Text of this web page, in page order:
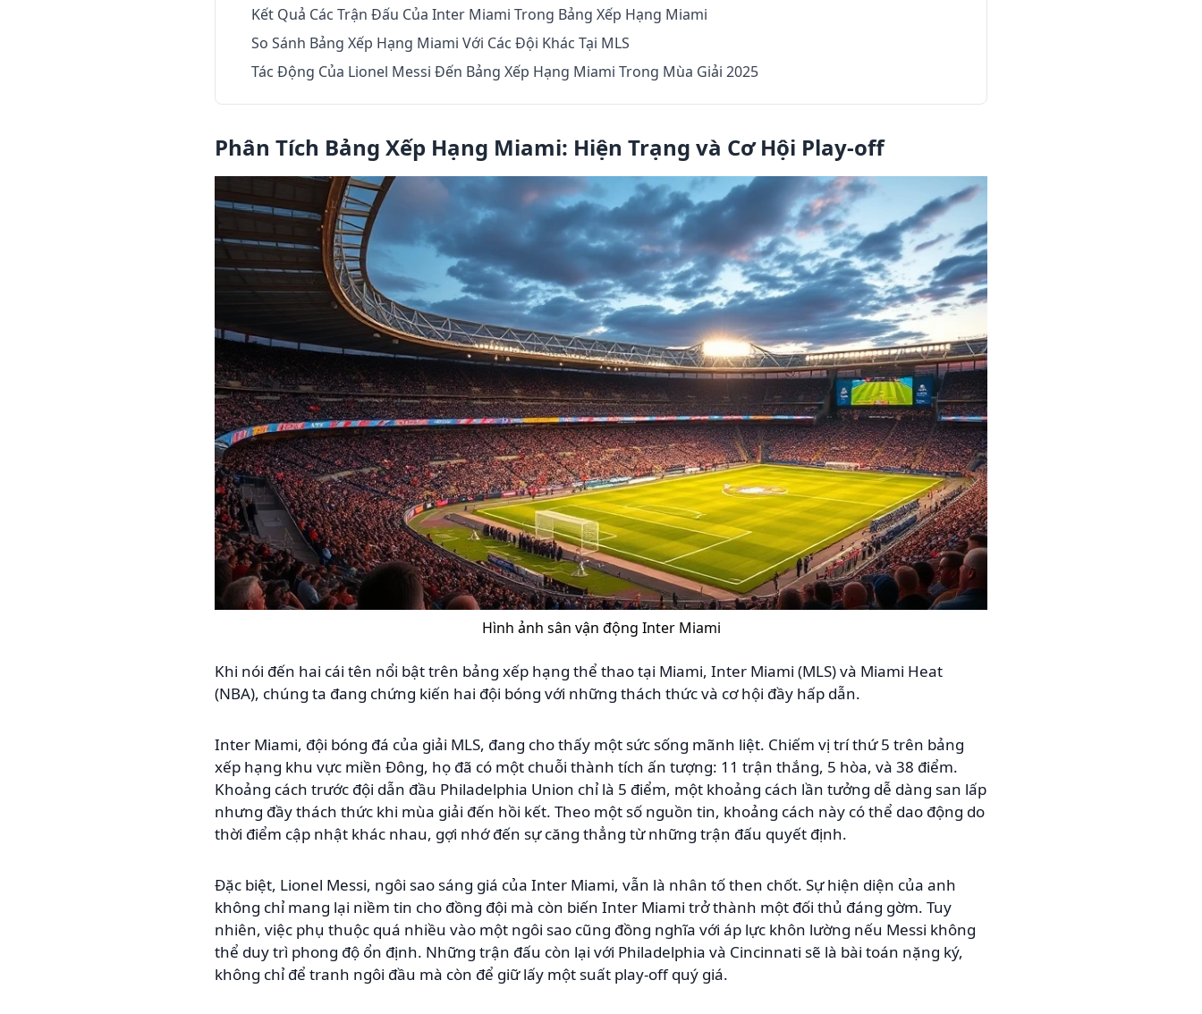
Kết Quả Các Trận Đấu Của Inter Miami Trong Bảng Xếp Hạng Miami
So Sánh Bảng Xếp Hạng Miami Với Các Đội Khác Tại MLS
Tác Động Của Lionel Messi Đến Bảng Xếp Hạng Miami Trong Mùa Giải 2025
Phân Tích Bảng Xếp Hạng Miami: Hiện Trạng và Cơ Hội Play-off
Hình ảnh sân vận động Inter Miami
Khi nói đến hai cái tên nổi bật trên bảng xếp hạng thể thao tại Miami, Inter Miami (MLS) và Miami Heat
(NBA), chúng ta đang chứng kiến hai đội bóng với những thách thức và cơ hội đầy hấp dẫn.
Inter Miami, đội bóng đá của giải MLS, đang cho thấy một sức sống mãnh liệt. Chiếm vị trí thứ 5 trên bảng
xếp hạng khu vực miền Đông, họ đã có một chuỗi thành tích ấn tượng: 11 trận thắng, 5 hòa, và 38 điểm.
Khoảng cách trước đội dẫn đầu Philadelphia Union chỉ là 5 điểm, một khoảng cách lần tưởng dễ dàng san lấp
nhưng đầy thách thức khi mùa giải đến hồi kết. Theo một số nguồn tin, khoảng cách này có thể dao động do
thời điểm cập nhật khác nhau, gợi nhớ đến sự căng thẳng từ những trận đấu quyết định.
Đặc biệt, Lionel Messi, ngôi sao sáng giá của Inter Miami, vẫn là nhân tố then chốt. Sự hiện diện của anh
không chỉ mang lại niềm tin cho đồng đội mà còn biến Inter Miami trở thành một đối thủ đáng gờm. Tuy
nhiên, việc phụ thuộc quá nhiều vào một ngôi sao cũng đồng nghĩa với áp lực khôn lường nếu Messi không
thể duy trì phong độ ổn định. Những trận đấu còn lại với Philadelphia và Cincinnati sẽ là bài toán nặng ký,
không chỉ để tranh ngôi đầu mà còn để giữ lấy một suất play-off quý giá.